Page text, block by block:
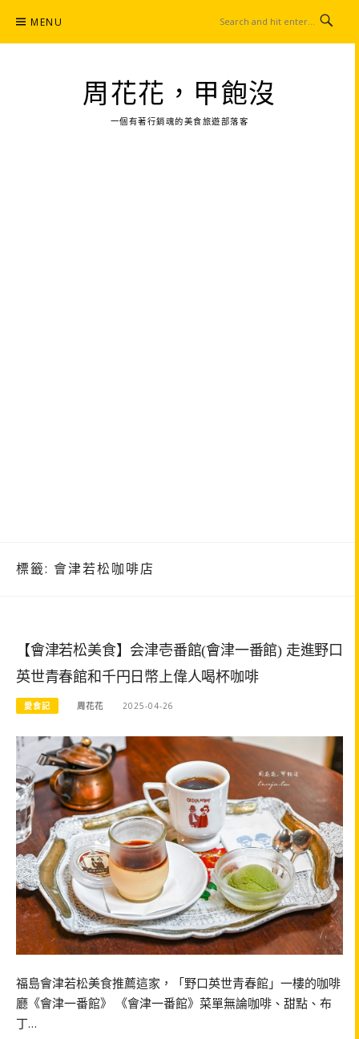
content
MENU
周花花，甲飽沒
一個有著行銷魂的美食旅遊部落客
標籤: 會津若松咖啡店
【會津若松美食】会津壱番館(會津一番館) 走進野口
英世青春館和千円日幣上偉人喝杯咖啡
愛食記 周花花 2025-04-26
福島會津若松美食推薦這家，「野口英世青春館」一樓的咖啡
廳《會津一番館》 《會津一番館》菜單無論咖啡、甜點、布
丁…